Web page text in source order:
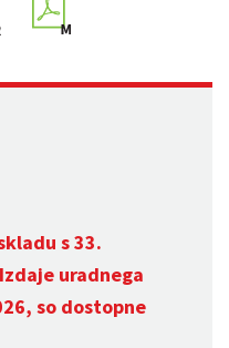
s 33.
uradnega
so dostopne